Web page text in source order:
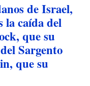
de Israel,
la caída del
que su
Sargento
que su